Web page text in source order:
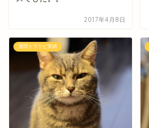
2017年4月8日
週間トラリピ実績